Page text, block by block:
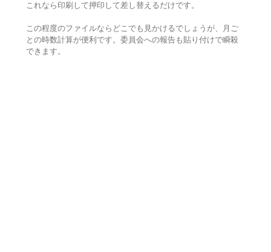
これなら印刷して押印して差し替えるだけです。
この程度のファイルならどこでも見かけるでしょうが、月ご
との時数計算が便利です。委員会への報告も貼り付けで瞬殺
できます。